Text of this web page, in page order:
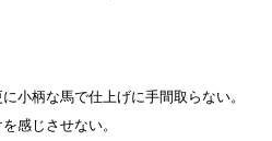
小柄な馬で仕上げに手間取らない。
感じさせない。